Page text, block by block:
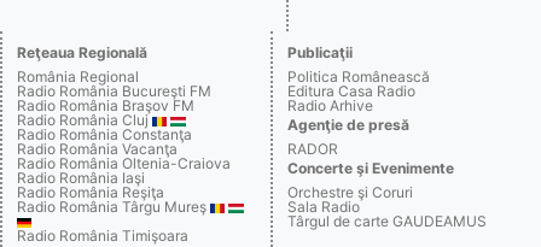
Reţeaua Regională
România Regional
Radio România Bucureşti FM
Radio România Braşov FM
Radio România Cluj
Radio România Constanţa
Radio România Vacanţa
Radio România Oltenia-Craiova
Radio România Iaşi
Radio România Reşiţa
Radio România Târgu Mureş
Radio România Timişoara
Publicaţii
Politica Românească
Editura Casa Radio
Radio Arhive
Agenţie de presă
RADOR
Concerte şi Evenimente
Orchestre şi Coruri
Sala Radio
Târgul de carte GAUDEAMUS